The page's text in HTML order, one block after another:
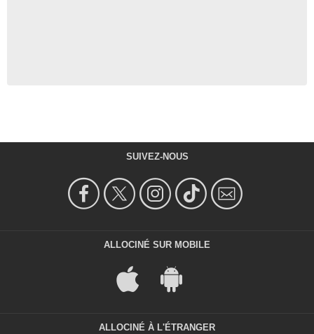
SUIVEZ-NOUS
ALLOCINÉ SUR MOBILE
ALLOCINÉ À L'ÉTRANGER